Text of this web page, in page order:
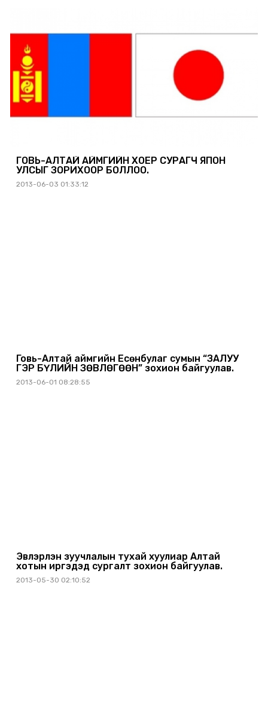
ГОВЬ-АЛТАЙ АЙМГИЙН ХОЁР СУРАГЧ ЯПОН
УЛСЫГ ЗОРИХООР БОЛЛОО.
2013-06-03 01:33:12
Говь-Алтай аймгийн Есөнбулаг сумын “ЗАЛУУ
ГЭР БҮЛИЙН ЗӨВЛӨГӨӨН” зохион байгуулав.
2013-06-01 08:28:55
Эвлэрүүлэн зуучлалын тухай хуулиар Алтай
хотын иргэдэд сургалт зохион байгуулав.
2013-05-30 02:10:52